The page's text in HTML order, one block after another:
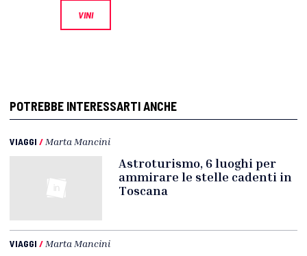
VINI
POTREBBE INTERESSARTI ANCHE
VIAGGI / Marta Mancini
Astroturismo, 6 luoghi per
ammirare le stelle cadenti in
Toscana
VIAGGI / Marta Mancini